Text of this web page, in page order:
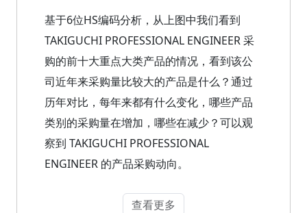
基于6位HS编码分析，从上图中我们看到
TAKIGUCHI PROFESSIONAL ENGINEER 采
购的前十大重点大类产品的情况，看到该公
司近年来采购量比较大的产品是什么？通过
历年对比，每年来都有什么变化，哪些产品
类别的采购量在增加，哪些在减少？可以观
察到 TAKIGUCHI PROFESSIONAL
ENGINEER 的产品采购动向。
查看更多